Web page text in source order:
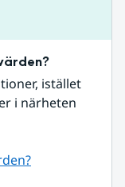
istället
i närheten